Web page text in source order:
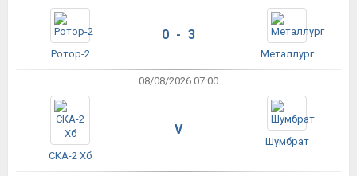
Ротор-2
0 - 3
Металлург
08/08/2026 07:00
СКА-2 Хб
V
Шумбрат